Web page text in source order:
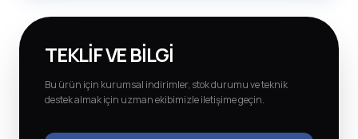
TEKLIF VE BILGI
Bu ürün için kurumsal indirimler, stok durumu ve teknik
destek almak için uzman ekibimizle iletişime geçin.